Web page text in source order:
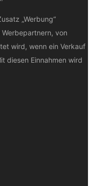
„Werbung“
von
wird, wenn ein Verkauf
diesen Einnahmen wird